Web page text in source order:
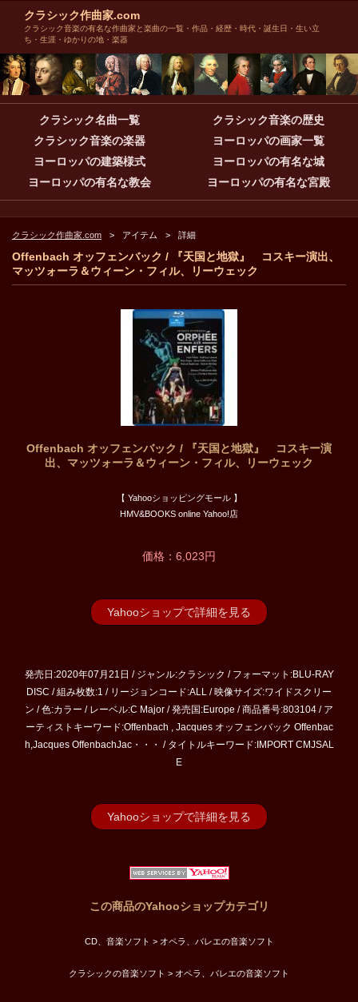
クラシック作曲家.com
クラシック音楽の有名な作曲家と楽曲の一覧・作品・経歴・時代・誕生日・生い立
ち・生涯・ゆかりの地・楽器
クラシック名曲一覧
クラシック音楽の歴史
クラシック音楽の楽器
ヨーロッパの画家一覧
ヨーロッパの建築様式
ヨーロッパの有名な城
ヨーロッパの有名な教会
ヨーロッパの有名な宮殿
クラシック作曲家.com アイテム 詳細
Offenbach オッフェンバック / 『天国と地獄』 コスキー演出、
マッツォーラ＆ウィーン・フィル、リーウェック
Offenbach オッフェンバック / 『天国と地獄』 コスキー演
出、マッツォーラ＆ウィーン・フィル、リーウェック
【 Yahooショッピングモール 】
HMV&BOOKS online Yahoo!店
価格：6,023円
Yahooショップで詳細を見る
発売日:2020年07月21日 / ジャンル:クラシック / フォーマット:BLU-RAY
DISC / 組み枚数:1 / リージョンコード:ALL / 映像サイズ:ワイドスクリー
ン / 色:カラー / レーベル:C Major / 発売国:Europe / 商品番号:803104 / ア
ーティストキーワード:Offenbach , Jacques オッフェンバック Offenbac
h,Jacques OffenbachJac・・・ / タイトルキーワード:IMPORT CMJSAL
E
Yahooショップで詳細を見る
この商品のYahooショップカテゴリ
CD、音楽ソフト > オペラ、バレエの音楽ソフト
クラシックの音楽ソフト > オペラ、バレエの音楽ソフト